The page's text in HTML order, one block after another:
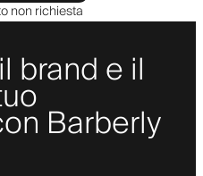
non richiesta
brand e il
Barberly